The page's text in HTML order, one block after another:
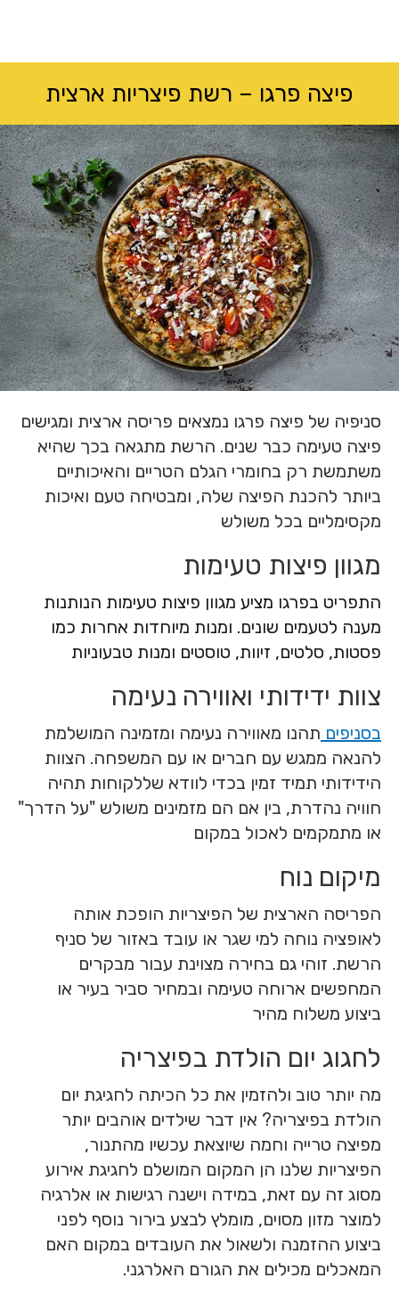
פיצה פרגו – רשת פיצריות ארצית
סניפיה של פיצה פרגו נמצאים פריסה ארצית ומגישים
פיצה טעימה כבר שנים. הרשת מתגאה בכך שהיא
משתמשת רק בחומרי הגלם הטריים והאיכותיים
ביותר להכנת הפיצה שלה, ומבטיחה טעם ואיכות
מקסימליים בכל משולש
מגוון פיצות טעימות
התפריט בפרגו מציע מגוון פיצות טעימות הנותנות
מענה לטעמים שונים. ומנות מיוחדות אחרות כמו
פסטות, סלטים, זיוות, טוסטים ומנות טבעוניות
צוות ידידותי ואווירה נעימה
בסניפים תהנו מאווירה נעימה ומזמינה המושלמת
להנאה ממגש עם חברים או עם המשפחה. הצוות
הידידותי תמיד זמין בכדי לוודא שללקוחות תהיה
חוויה נהדרת, בין אם הם מזמינים משולש "על הדרך"
או מתמקמים לאכול במקום
מיקום נוח
הפריסה הארצית של הפיצריות הופכת אותה
לאופציה נוחה למי שגר או עובד באזור של סניף
הרשת. זוהי גם בחירה מצוינת עבור מבקרים
המחפשים ארוחה טעימה ובמחיר סביר בעיר או
ביצוע משלוח מהיר
לחגוג יום הולדת בפיצריה
מה יותר טוב ולהזמין את כל הכיתה לחגיגת יום
הולדת בפיצריה? אין דבר שילדים אוהבים יותר
מפיצה טרייה וחמה שיוצאת עכשיו מהתנור,
הפיצריות שלנו הן המקום המושלם לחגיגת אירוע
מסוג זה עם זאת, במידה וישנה רגישות או אלרגיה
למוצר מזון מסוים, מומלץ לבצע בירור נוסף לפני
ביצוע ההזמנה ולשאול את העובדים במקום האם
המאכלים מכילים את הגורם האלרגני.